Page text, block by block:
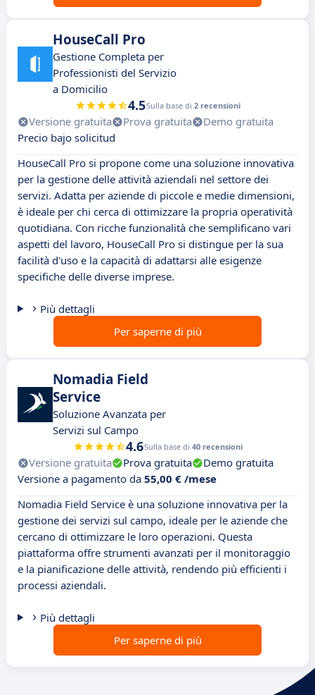
HouseCall Pro
Gestione Completa per
Professionisti del Servizio
a Domicilio
4.5Sulla base di 2 recensioni
Versione gratuita Prova gratuita
Demo gratuita
Precio bajo solicitud
HouseCall Pro si propone come una soluzione innovativa
per la gestione delle attività aziendali nel settore dei
servizi. Adatta per aziende di piccole e medie dimensioni,
è ideale per chi cerca di ottimizzare la propria operatività
quotidiana. Con ricche funzionalità che semplificano vari
aspetti del lavoro, HouseCall Pro si distingue per la sua
facilità d'uso e la capacità di adattarsi alle esigenze
specifiche delle diverse imprese.
Più dettagli
Per saperne di più
Nomadia Field
Service
Soluzione Avanzata per
Servizi sul Campo
4.6Sulla base di 40 recensioni
Versione gratuita Prova gratuita
Demo gratuita
Versione a pagamento da 55,00 € /mese
Nomadia Field Service è una soluzione innovativa per la
gestione dei servizi sul campo, ideale per le aziende che
cercano di ottimizzare le loro operazioni. Questa
piattaforma offre strumenti avanzati per il monitoraggio
e la pianificazione delle attività, rendendo più efficienti i
processi aziendali.
Più dettagli
Per saperne di più